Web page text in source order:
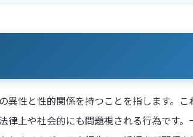
異性と性的関係を持つことを指します。こ
律上や社会的にも問題視される行為です。